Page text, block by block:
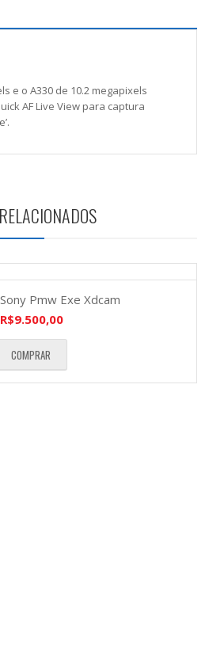
e o A330 de 10.2 megapixels
AF Live View para captura
Pmw Exe Xdcam
R$9.500,00
COMPRAR